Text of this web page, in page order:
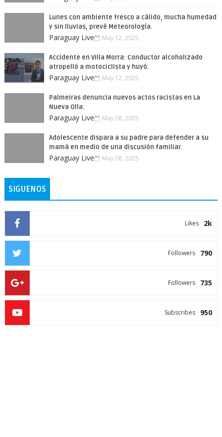
Lunes con ambiente fresco a cálido, mucha humedad
y sin lluvias, prevé Meteorología.
Paraguay Live May 12, 2025
Accidente en Villa Morra: Conductor alcoholizado
atropelló a motociclista y huyó.
Paraguay Live May 12, 2025
Palmeiras denuncia nuevos actos racistas en La
Nueva Olla.
Paraguay Live May 08, 2025
Adolescente dispara a su padre para defender a su
mamá en medio de una discusión familiar.
Paraguay Live May 08, 2025
SIGUENOS
2k
Likes
790
Followers
735
Followers
950
Subscribes